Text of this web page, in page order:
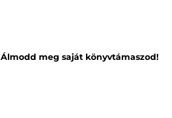
Álmodd meg saját könyvtámaszod!